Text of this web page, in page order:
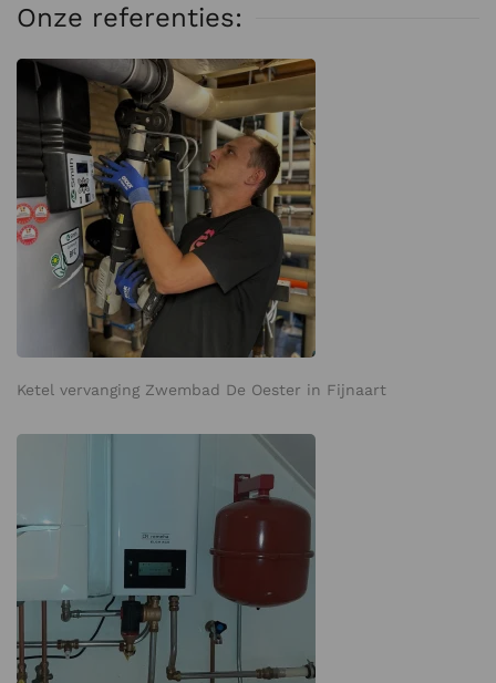
Onze referenties:
Ketel vervanging Zwembad De Oester in Fijnaart